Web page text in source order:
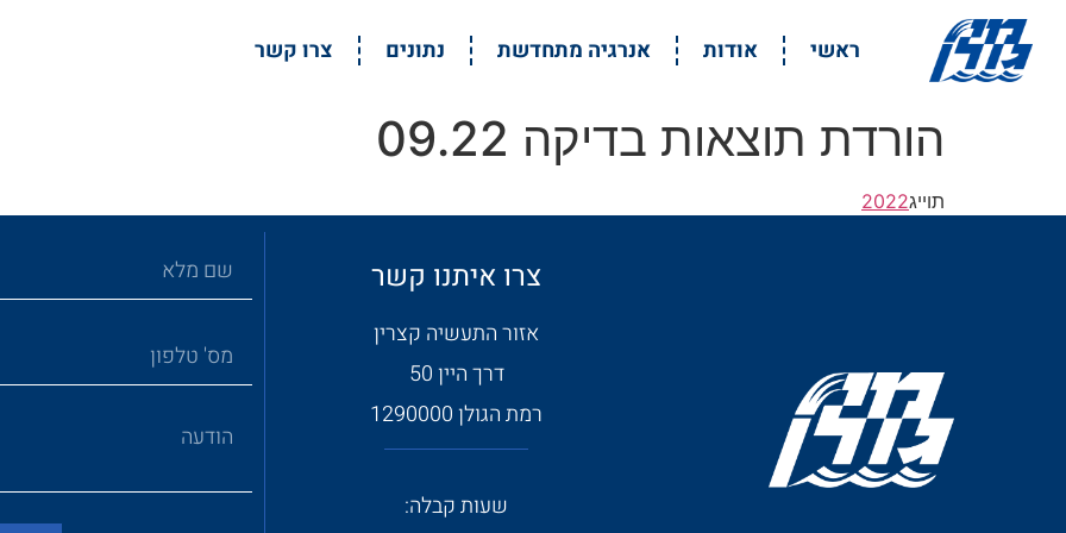
ראשי אודות אנרגיה מתחדשת נתונים צרו קשר
הורדת תוצאות בדיקה 09.22
תוייג2022
צרו איתנו קשר
אזור התעשיה קצרין
דרך היין 50
רמת הגולן 1290000
שעות קבלה: